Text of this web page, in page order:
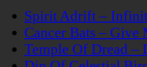
Spirit Adrift –
Cancer Bats – Give
Temple Of Dread –